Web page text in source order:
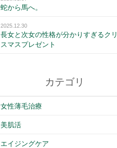
蛇から馬へ。
2025.12.30
長女と次女の性格が分かりすぎるクリ
スマスプレゼント
カテゴリ
女性薄毛治療
美肌活
エイジングケア